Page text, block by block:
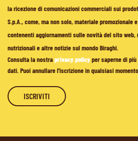
la ricezione di comunicazioni commerciali sui
S.p.A., come, ma non solo, materiale promozionale
contenenti aggiornamenti sulle novità del sito
nutrizionali e altre notizie sul mondo Biraghi.
Consulta la nostraprivacy policyper saperne di
dati. Puoi annullare l'iscrizione in qualsiasi